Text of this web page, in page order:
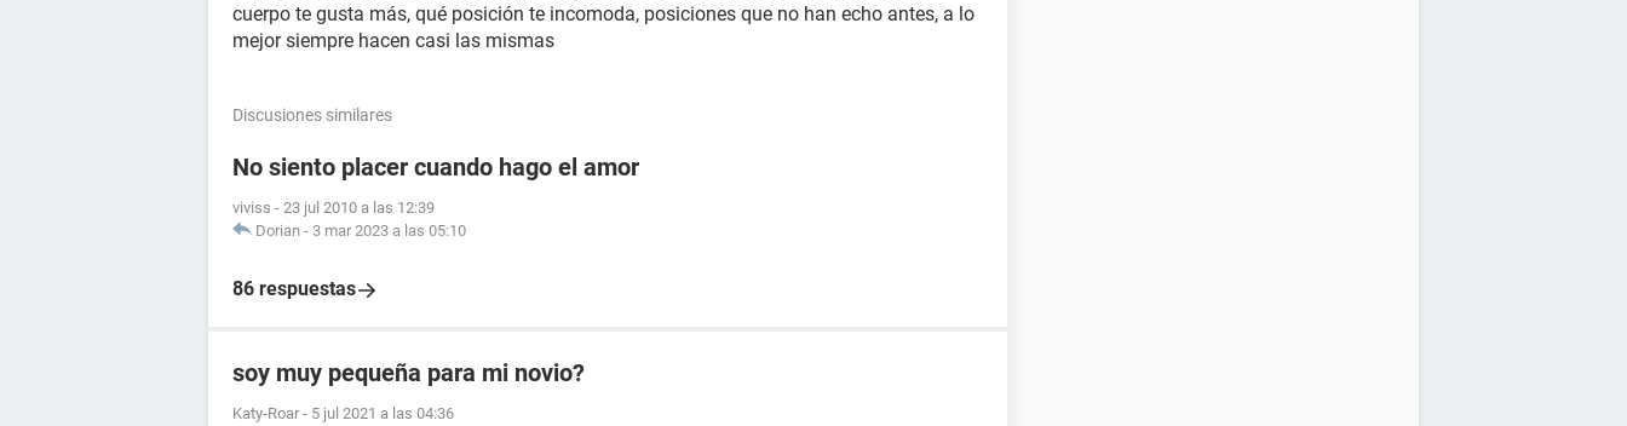
cuerpo te gusta más, qué posición te incomoda, posiciones que no han echo antes, a lo
mejor siempre hacen casi las mismas
Discusiones similares
No siento placer cuando hago el amor
viviss - 23 jul 2010 a las 12:39
Dorian - 3 mar 2023 a las 05:10
86 respuestas
soy muy pequeña para mi novio?
Katy-Roar - 5 jul 2021 a las 04:36